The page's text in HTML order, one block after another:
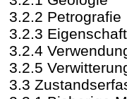
3.2.2 Petrografie
3.2.3
3.2.4
3.2.5
3.3